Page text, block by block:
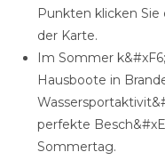
Punkten klicken
der Karte.
Im Sommer
Hausboote in
perfekte
Sommertag.